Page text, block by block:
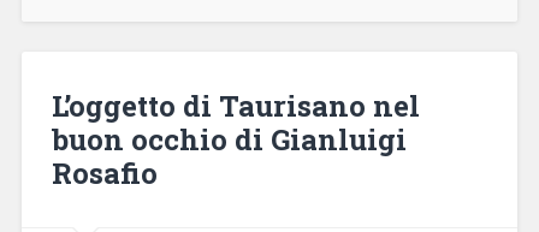
L’oggetto di Taurisano nel
buon occhio di Gianluigi
Rosafio